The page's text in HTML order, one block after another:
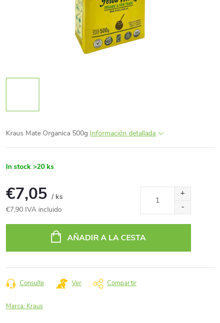
Kraus Mate Organica 500g Información detallada
In stock >20 ks
€7,05 / ks
€7,90 IVA incluido
AÑADIR A LA CESTA
Consulte Ver Compartir
Marca: Kraus